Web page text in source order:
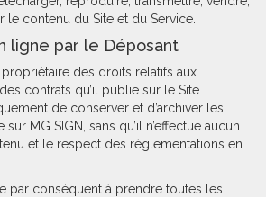
contenu du Site et du Service.
ligne par le Déposant
propriétaire des droits relatifs aux
contrats qu’il publie sur le Site.
de conserver et d’archiver les
MG SIGN, sans qu’il n’effectue aucun
et le respect des règlementations en
par conséquent à prendre toutes les